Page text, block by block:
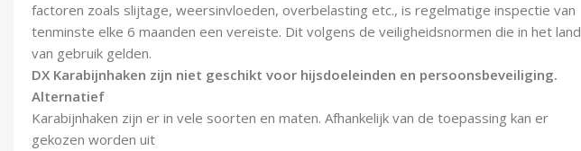
factoren zoals slijtage, weersinvloeden, overbelasting etc., is regelmatige inspectie van
tenminste elke 6 maanden een vereiste. Dit volgens de veiligheidsnormen die in het land
van gebruik gelden.
DX Karabijnhaken zijn niet geschikt voor hijsdoeleinden en persoonsbeveiliging.
Alternatief
Karabijnhaken zijn er in vele soorten en maten. Afhankelijk van de toepassing kan er
gekozen worden uit